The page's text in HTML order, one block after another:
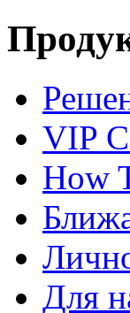
VIP
How
Для